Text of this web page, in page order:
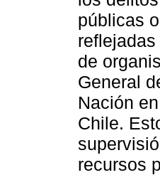
públicas
de
General
Nación
Chile.
recursos